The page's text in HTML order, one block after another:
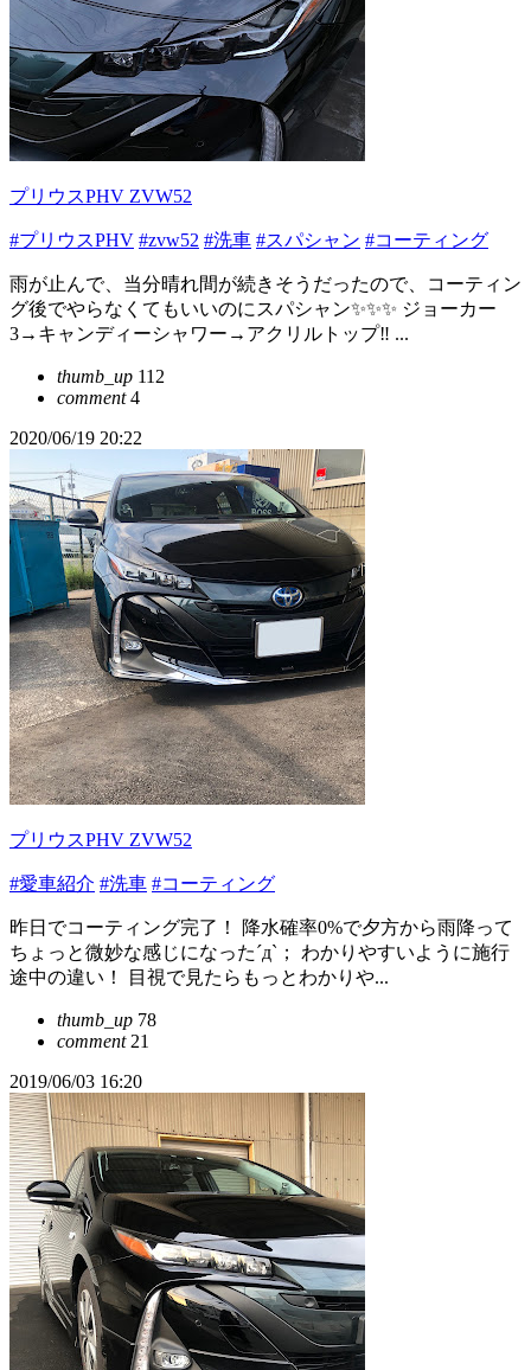
プリウスPHV ZVW52
#プリウスPHV #zvw52 #洗車 #スパシャン #コーティング
雨が止んで、当分晴れ間が続きそうだったので、コーティン
グ後でやらなくてもいいのにスパシャン✨✨✨ ジョーカー
3→キャンディーシャワー→アクリルトップ‼️ ...
thumb_up 112
comment4
2020/06/19 20:22
プリウスPHV ZVW52
#愛車紹介 #洗車 #コーティング
昨日でコーティング完了！ 降水確率0%で夕方から雨降って
ちょっと微妙な感じになった´д`； わかりやすいように施行
途中の違い！ 目視で見たらもっとわかりや...
thumb_up 78
comment21
2019/06/03 16:20